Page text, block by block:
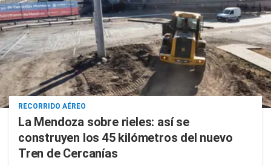
RECORRIDO AÉREO
La Mendoza sobre rieles: así se
construyen los 45 kilómetros del nuevo
Tren de Cercanías